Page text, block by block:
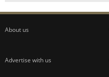
About us
Advertise with us